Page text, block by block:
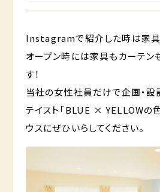
Instagramで紹介した時は家具
オープン時には家具もカーテン
す！
当社の女性社員だけで企画・設
テイスト「BLUE × YELLOWの
ウスにぜひいらしてください。